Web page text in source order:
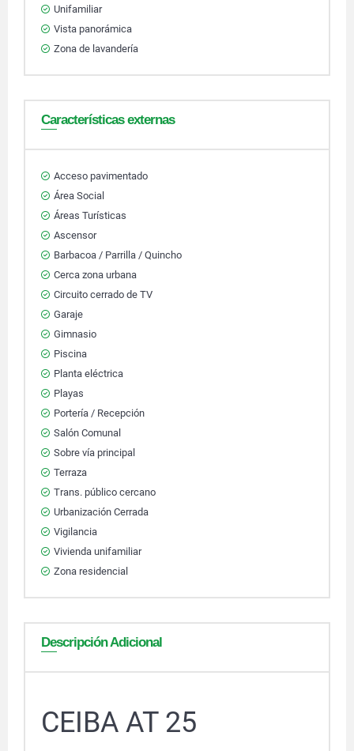
Unifamiliar
Vista panorámica
Zona de lavandería
Características externas
Acceso pavimentado
Área Social
Áreas Turísticas
Ascensor
Barbacoa / Parrilla / Quincho
Cerca zona urbana
Circuito cerrado de TV
Garaje
Gimnasio
Piscina
Planta eléctrica
Playas
Portería / Recepción
Salón Comunal
Sobre vía principal
Terraza
Trans. público cercano
Urbanización Cerrada
Vigilancia
Vivienda unifamiliar
Zona residencial
Descripción Adicional
CEIBA AT 25